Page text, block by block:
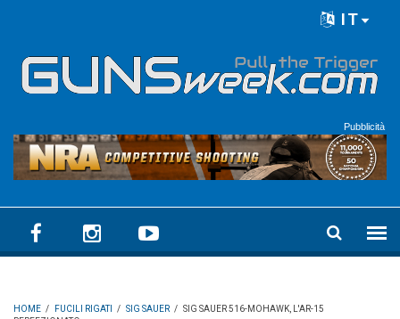
IT
Pubblicità
HOME / FUCILI RIGATI / SIG SAUER / SIG SAUER 516-MOHAWK, L'AR-15